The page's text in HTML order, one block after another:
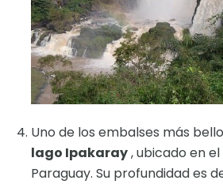
Uno de los embalses más
lago Ipakaray, ubicado en
Paraguay. Su profundidad es